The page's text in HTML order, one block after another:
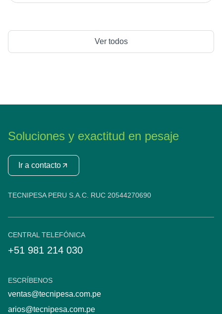
Ver todos
Soluciones y exactitud en pesaje
Ir a contacto
TECNIPESA PERU S.A.C. RUC 20544270690
CENTRAL TELEFÓNICA
+51 981 214 030
ESCRÍBENOS
ventas@tecnipesa.com.pe
arios@tecnipesa.com.pe